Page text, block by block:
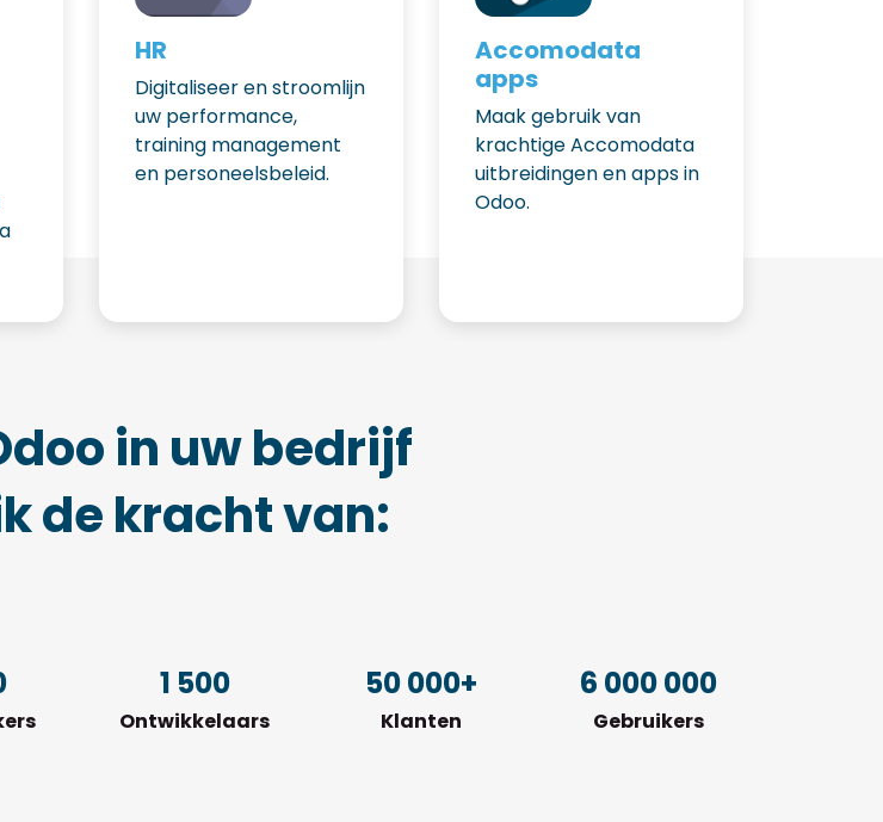
HR
Digitaliseer en stroomlijn
uw performance,
training management
en personeelsbeleid.
Accomodata
apps
Maak gebruik van
krachtige Accomodata
uitbreidingen en apps in
Odoo.
in uw bedrijf
de kracht van:
1 500
Ontwikkelaars
50 000+
Klanten
6 000 000
Gebruikers